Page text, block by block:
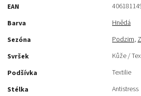
EAN
Barva
Hnědá
Sezóna
Podzim,
Svršek
Kůže /
Podšívka
Textilie
Stélka
Antistress